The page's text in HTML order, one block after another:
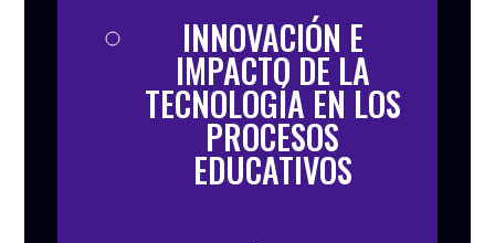
INNOVACIÓN E
IMPACTO DE LA
TECNOLOGÍA EN LOS
PROCESOS
EDUCATIVOS